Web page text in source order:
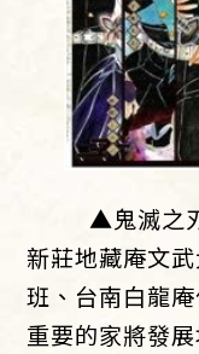
▲鬼滅之
新莊地藏庵文
班、台南白龍
重要的家將發